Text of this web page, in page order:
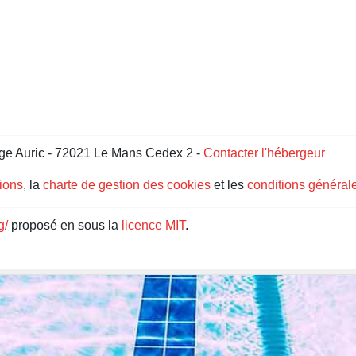
Auric - 72021 Le Mans Cedex 2 - Contacter l'hébergeur
, la charte de gestion des cookies et les conditions
proposé en sous la licence MIT.